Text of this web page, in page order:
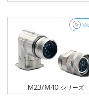
M23/M40 シリーズ